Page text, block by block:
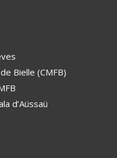
Bielle (CMFB)
d’Aüssaü